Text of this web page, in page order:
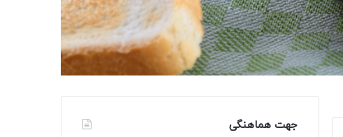
جهت هماهنگی